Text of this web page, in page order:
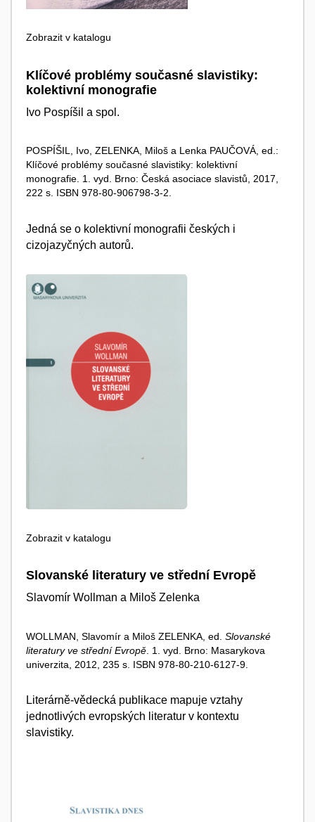
Zobrazit v katalogu
Klíčové problémy současné slavistiky:
kolektivní monografie
Ivo Pospíšil a spol.
POSPÍŠIL, Ivo, ZELENKA, Miloš a Lenka PAUČOVÁ, ed.:
Klíčové problémy současné slavistiky: kolektivní
monografie. 1. vyd. Brno: Česká asociace slavistů, 2017,
222 s. ISBN 978-80-906798-3-2.
Jedná se o kolektivní monografii českých i
cizojazyčných autorů.
Zobrazit v katalogu
Slovanské literatury ve střední Evropě
Slavomír Wollman a Miloš Zelenka
WOLLMAN, Slavomír a Miloš ZELENKA, ed. Slovanské
literatury ve střední Evropě . 1. vyd. Brno: Masarykova
univerzita, 2012, 235 s. ISBN 978-80-210-6127-9.
Literárně-vědecká publikace mapuje vztahy
jednotlivých evropských literatur v kontextu
slavistiky.